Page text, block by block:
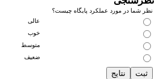
نظر شما در مورد عملکرد پایگاه چیست؟
عالی
خوب
متوسط
ضعیف